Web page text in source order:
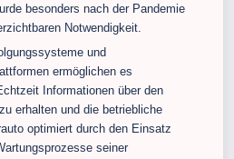
besonders nach der Pandemie
Notwendigkeit.
und
ermöglichen es
Informationen über den
erhalten und die betriebliche
optimiert durch den Einsatz
seiner